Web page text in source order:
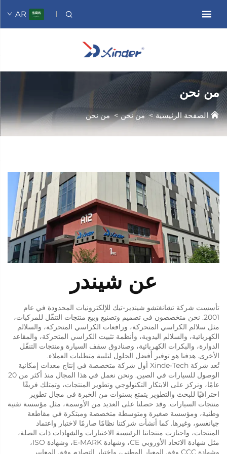
AR
من نحن
الصفحة الرئيسية>من نحن>من نحن
عن شيندر
تأسست شركة تشانغتشو شيندير-تيك للإلكترونيات المحدودة في عام
2001. نحن متخصصون في تصميم وتصنيع وبيع منتجات التنقّل للمركبات،
مثل سلالم الكراسي المتحركة، ورافعات الكراسي المتحركة، والسلالم
الكهربائية، والسلالم اليدوية، وأنظمة تثبيت الكراسي المتحركة، والمقاعد
الدوارة، والبكرات الكهربائية، وصنادوق سقف السيارة ومنتجات التنقّل
الأخرى. هدفنا هو توفير أفضل الحلول لتلبية متطلبات العملاء.
تُعد شركة Xinde-Tech أول شركة متخصصة في إنتاج معدات إمكانية
الوصول للسيارات في الصين. ونحن نعمل في هذا المجال منذ أكثر من 20
عامًا، ونركز على الابتكار التكنولوجي وتطوير المنتجات، وتمتلك فريقًا
احترافيًا للبحث والتطوير يتمتع بسنوات من الخبرة في مجال تطوير
منتجات السيارات. وقد حصلنا على العديد من الأوسمة، مثل مؤسسة تقنية
وطنية، ومؤسسة صغيرة ومتوسطة متخصصة ومبتكرة في مقاطعة
جيانغسو، وغيرها. كما أنشأت شركتنا نظامًا صارمًا لاختبار واعتماد
المنتجات، واجتازت منتجاتنا الرئيسية الاختبارات والشهادات ذات الصلة،
مثل شهادة الاتحاد الأوروبي CE، وشهادة E-MARK، وشهادة ISO،
وشهادة CCC وفق المعيار الوطني، واختبار التصادم وفق المعايير